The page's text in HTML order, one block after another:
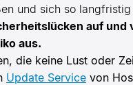
und sich so langfristig
auf
aus.
die keine Lust oder
Update Service von